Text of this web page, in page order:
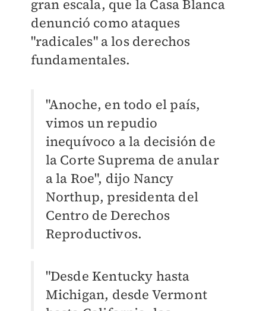
gran escala, que la Casa Blanca
denunció como ataques
"radicales" a los derechos
fundamentales.
"Anoche, en todo el país,
vimos un repudio
inequívoco a la decisión de
la Corte Suprema de anular
a la Roe", dijo Nancy
Northup, presidenta del
Centro de Derechos
Reproductivos.
"Desde Kentucky hasta
Michigan, desde Vermont